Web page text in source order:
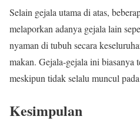
Selain gejala utama di atas,
melaporkan adanya gejala lain
nyaman di tubuh secara
makan. Gejala-gejala ini biasanya
meskipun tidak selalu muncul
Kesimpulan